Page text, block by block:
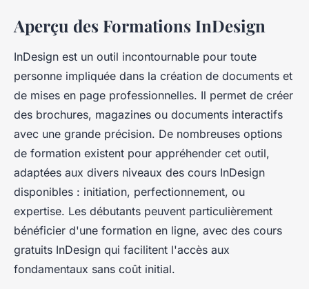
Aperçu des Formations InDesign
InDesign est un outil incontournable pour toute
personne impliquée dans la création de documents et
de mises en page professionnelles. Il permet de créer
des brochures, magazines ou documents interactifs
avec une grande précision. De nombreuses options
de formation existent pour appréhender cet outil,
adaptées aux divers niveaux des cours InDesign
disponibles : initiation, perfectionnement, ou
expertise. Les débutants peuvent particulièrement
bénéficier d'une formation en ligne, avec des cours
gratuits InDesign qui facilitent l'accès aux
fondamentaux sans coût initial.